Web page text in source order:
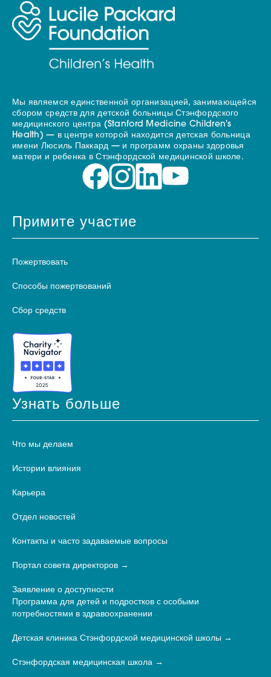
Мы являемся единственной организацией, занимающейся
сбором средств для детской больницы Стэнфордского
медицинского центра (Stanford Medicine Children's
Health) — в центре которой находится детская больница
имени Люсиль Паккард — и программ охраны здоровья
матери и ребенка в Стэнфордской медицинской школе.
Примите участие
Пожертвовать
Способы пожертвований
Сбор средств
Узнать больше
Что мы делаем
Истории влияния
Карьера
Отдел новостей
Контакты и часто задаваемые вопросы
Портал совета директоров
Заявление о доступности
Программа для детей и подростков с особыми
потребностями в здравоохранении
Детская клиника Стэнфордской медицинской школы
Стэнфордская медицинская школа